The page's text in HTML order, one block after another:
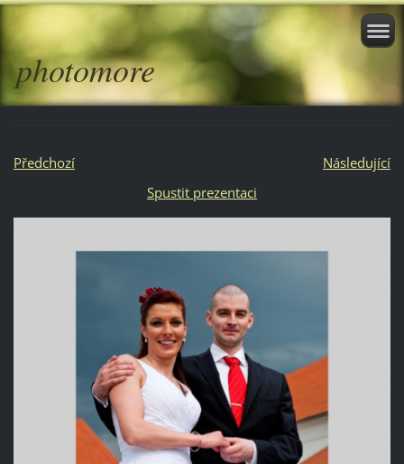
photomore
Předchozí
Následující
Spustit prezentaci